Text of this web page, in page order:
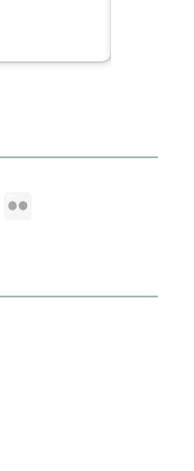
ajustés,